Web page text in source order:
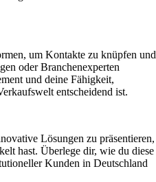
um Kontakte zu knüpfen und
oder Branchenexperten
und deine Fähigkeit,
entscheidend ist.
Lösungen zu präsentieren,
hast. Überlege dir, wie du diese
Kunden in Deutschland